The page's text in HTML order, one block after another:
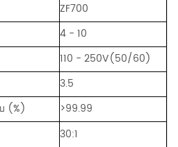
ZF700
4 - 10
110 - 250V(50/60)
3.5
(%)
>99.99
30:1